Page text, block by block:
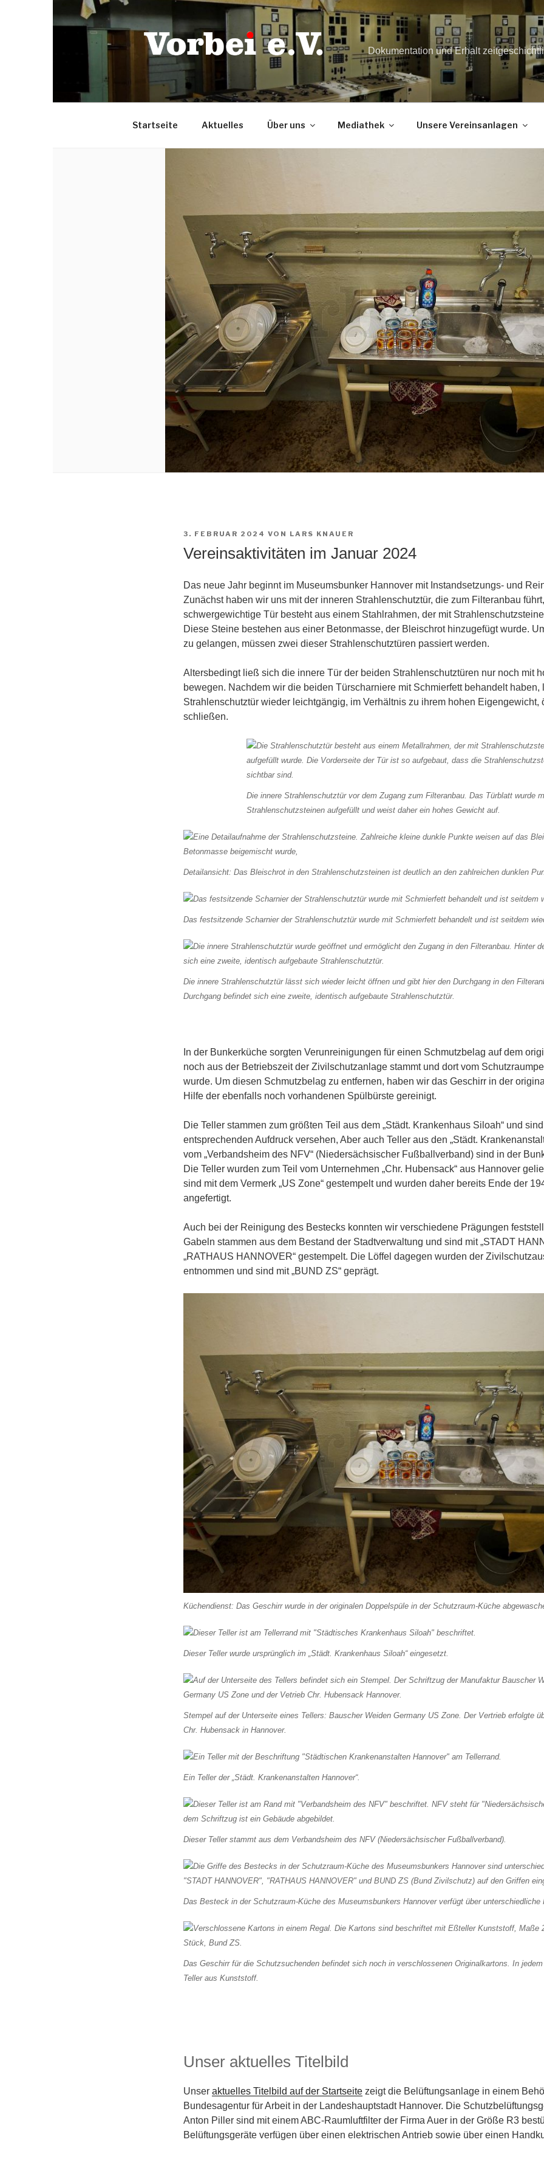
Inhalt
Dokumentation und Erhalt
Startseite Aktuelles Über uns Mediathek Unsere Vereinsanlagen
VERÖFFENTLICHT
AM
3. FEBRUAR 2024 VON LARS KNAUER
Vereinsaktivitäten im Januar 2024
Das neue Jahr beginnt im Museumsbunker Hannover mit Instandsetzungs- und
Zunächst haben wir uns mit der inneren Strahlenschutztür, die zum Filteranbau
schwergewichtige Tür besteht aus einem Stahlrahmen, der mit
Diese Steine bestehen aus einer Betonmasse, der Bleischrot hinzugefügt wurde.
zu gelangen, müssen zwei dieser Strahlenschutztüren passiert werden.
Altersbedingt ließ sich die innere Tür der beiden Strahlenschutztüren nur noch mit
bewegen. Nachdem wir die beiden Türscharniere mit Schmierfett behandelt haben,
Strahlenschutztür wieder leichtgängig, im Verhältnis zu ihrem hohen Eigengewicht,
schließen.
Die innere Strahlenschutztür vor dem Zugang zum Filteranbau. Das Türblatt wurde
Strahlenschutzsteinen aufgefüllt und weist daher ein hohes Gewicht auf.
Detailansicht: Das Bleischrot in den Strahlenschutzsteinen ist deutlich an den zahlreichen dunklen
Das festsitzende Scharnier der Strahlenschutztür wurde mit Schmierfett behandelt und ist seitdem
Die innere Strahlenschutztür lässt sich wieder leicht öffnen und gibt hier den Durchgang in den
Durchgang befindet sich eine zweite, identisch aufgebaute Strahlenschutztür.
In der Bunkerküche sorgten Verunreinigungen für einen Schmutzbelag auf dem
noch aus der Betriebszeit der Zivilschutzanlage stammt und dort vom
wurde. Um diesen Schmutzbelag zu entfernen, haben wir das Geschirr in der
Hilfe der ebenfalls noch vorhandenen Spülbürste gereinigt.
Die Teller stammen zum größten Teil aus dem „Städt. Krankenhaus Siloah“ und
entsprechenden Aufdruck versehen, Aber auch Teller aus den „Städt.
vom „Verbandsheim des NFV“ (Niedersächsischer Fußballverband) sind in der
Die Teller wurden zum Teil vom Unternehmen „Chr. Hubensack“ aus Hannover
sind mit dem Vermerk „US Zone“ gestempelt und wurden daher bereits Ende der
angefertigt.
Auch bei der Reinigung des Bestecks konnten wir verschiedene Prägungen
Gabeln stammen aus dem Bestand der Stadtverwaltung und sind mit „STADT
„RATHAUS HANNOVER“ gestempelt. Die Löffel dagegen wurden der
entnommen und sind mit „BUND ZS“ geprägt.
Küchendienst: Das Geschirr wurde in der originalen Doppelspüle in der Schutzraum-Küche
Dieser Teller wurde ursprünglich im „Städt. Krankenhaus Siloah“ eingesetzt.
Stempel auf der Unterseite eines Tellers: Bauscher Weiden Germany US Zone. Der Vertrieb erfolgte
Chr. Hubensack in Hannover.
Ein Teller der „Städt. Krankenanstalten Hannover“.
Dieser Teller stammt aus dem Verbandsheim des NFV (Niedersächsischer Fußballverband).
Das Besteck in der Schutzraum-Küche des Museumsbunkers Hannover verfügt über unterschiedliche
Das Geschirr für die Schutzsuchenden befindet sich noch in verschlossenen Originalkartons. In
Teller aus Kunststoff.
Unser aktuelles Titelbild
Unser aktuelles Titelbild auf der Startseite zeigt die Belüftungsanlage in einem
Bundesagentur für Arbeit in der Landeshauptstadt Hannover. Die
Anton Piller sind mit einem ABC-Raumluftfilter der Firma Auer in der Größe R3
Belüftungsgeräte verfügen über einen elektrischen Antrieb sowie über einen